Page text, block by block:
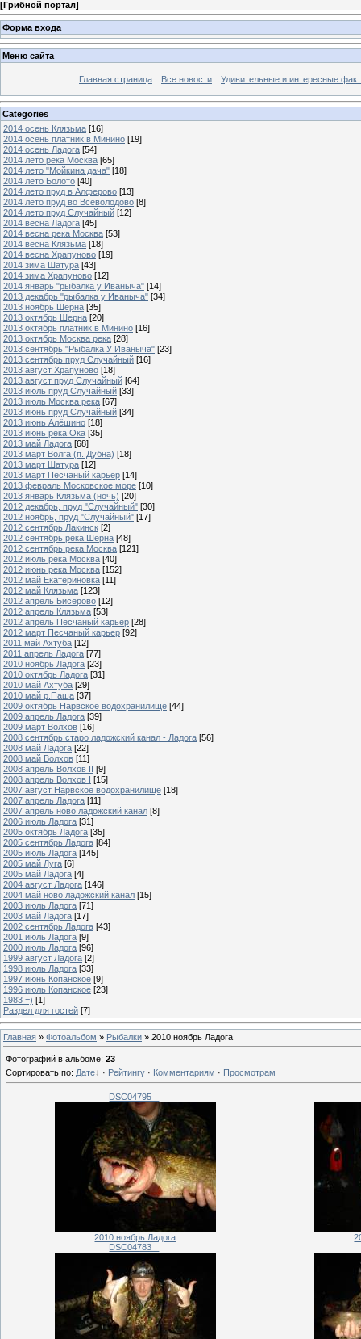
[Грибной портал]
Форма входа
Меню сайта
Главная страница Все новости Удивительные и интересные
Categories
2014 осень Клязьма [16]
2014 осень платник в Минино [19]
2014 осень Ладога [54]
2014 лето река Москва [65]
2014 лето "Мойкина дача" [18]
2014 лето Болото [40]
2014 лето пруд в Алферово [13]
2014 лето пруд во Всеволодово [8]
2014 лето пруд Случайный [12]
2014 весна Ладога [45]
2014 весна река Москва [53]
2014 весна Клязьма [18]
2014 весна Храпуново [19]
2014 зима Шатура [43]
2014 зима Храпуново [12]
2014 январь "рыбалка у Иваныча" [14]
2013 декабрь "рыбалка у Иваныча" [34]
2013 ноябрь Шерна [35]
2013 октябрь Шерна [20]
2013 октябрь платник в Минино [16]
2013 октябрь Москва река [28]
2013 сентябрь "Рыбалка У Иваныча" [23]
2013 сентябрь пруд Случайный [16]
2013 август Храпуново [18]
2013 август пруд Случайный [64]
2013 июль пруд Случайный [33]
2013 июль Москва река [67]
2013 июнь пруд Случайный [34]
2013 июнь Алёшино [18]
2013 июнь река Ока [35]
2013 май Ладога [68]
2013 март Волга (п. Дубна) [18]
2013 март Шатура [12]
2013 март Песчаный карьер [14]
2013 февраль Московское море [10]
2013 январь Клязьма (ночь) [20]
2012 декабрь, пруд "Случайный" [30]
2012 ноябрь, пруд "Случайный" [17]
2012 сентябрь Лакинск [2]
2012 сентябрь река Шерна [48]
2012 сентябрь река Москва [121]
2012 июль река Москва [40]
2012 июнь река Москва [152]
2012 май Екатериновка [11]
2012 май Клязьма [123]
2012 апрель Бисерово [12]
2012 апрель Клязьма [53]
2012 апрель Песчаный карьер [28]
2012 март Песчаный карьер [92]
2011 май Ахтуба [12]
2011 апрель Ладога [77]
2010 ноябрь Ладога [23]
2010 октябрь Ладога [31]
2010 май Ахтуба [29]
2010 май р.Паша [37]
2009 октябрь Нарвское водохранилище [44]
2009 апрель Ладога [39]
2009 март Волхов [16]
2008 сентябрь старо ладожский канал - Ладога [56]
2008 май Ладога [22]
2008 май Волхов [11]
2008 апрель Волхов II [9]
2008 апрель Волхов I [15]
2007 август Нарвское водохранилище [18]
2007 апрель Ладога [11]
2007 апрель ново ладожский канал [8]
2006 июль Ладога [31]
2005 октябрь Ладога [35]
2005 сентябрь Ладога [84]
2005 июль Ладога [145]
2005 май Луга [6]
2005 май Ладога [4]
2004 август Ладога [146]
2004 май ново ладожский канал [15]
2003 июль Ладога [71]
2003 май Ладога [17]
2002 сентябрь Ладога [43]
2001 июль Ладога [9]
2000 июль Ладога [96]
1999 август Ладога [2]
1998 июль Ладога [33]
1997 июнь Копанское [9]
1996 июль Копанское [23]
1983 =) [1]
Раздел для гостей [7]
Главная » Фотоальбом » Рыбалки » 2010 ноябрь Ладога
Фотографий в альбоме: 23
Сортировать по: Дате · Рейтингу · Комментариям · Просмотрам
DSC04795_
2010 ноябрь Ладога
DSC04783_